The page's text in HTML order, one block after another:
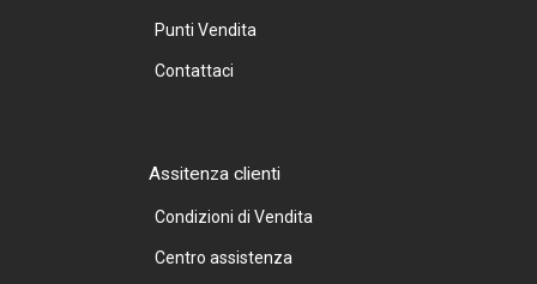
Punti Vendita
Contattaci
Assitenza clienti
Condizioni di Vendita
Centro assistenza